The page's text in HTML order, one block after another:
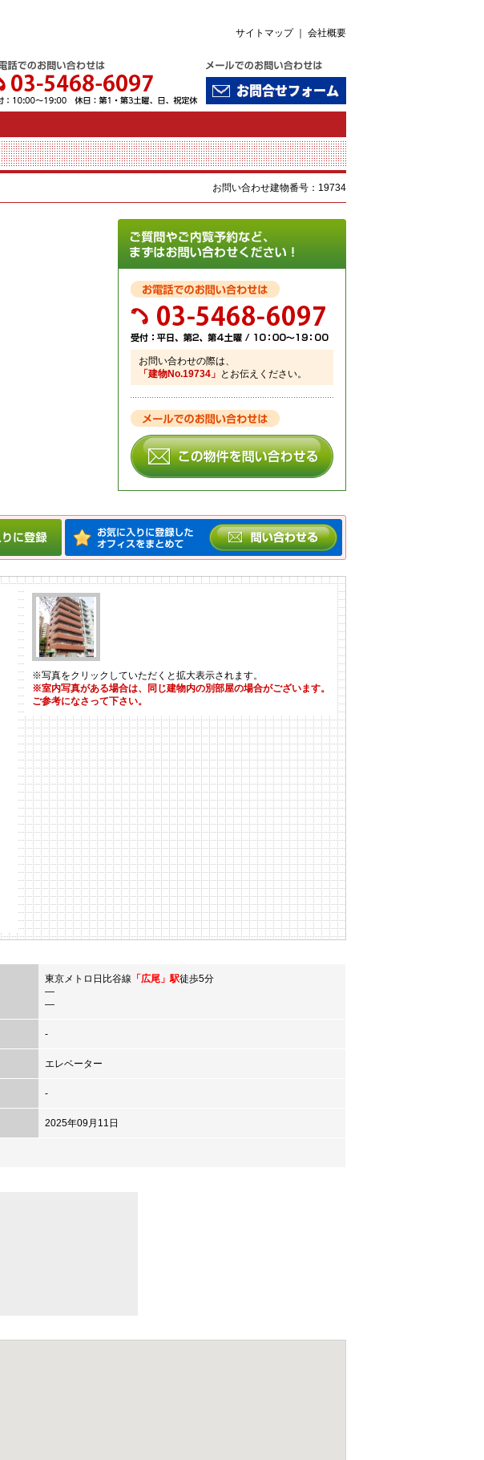
サイトマップ｜ 会社概要
お問い合わせ建物番号：19734
お問い合わせの際は、
「建物No.19734」 とお伝えください。
※写真をクリックしていただくと拡大表示されます。
※室内写真がある場合は、同じ建物内の別部屋の場合がございます。
ご参考になさって下さい。
東京メトロ日比谷線 「広尾」駅徒歩5分
―
―
-
エレベーター
-
2025年09月11日